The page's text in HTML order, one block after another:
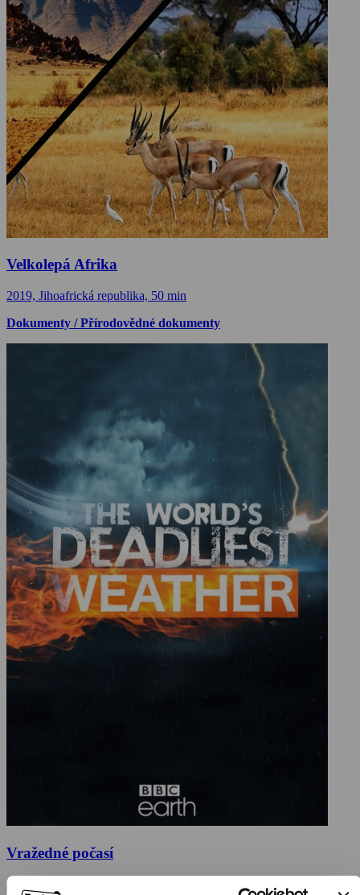
Velkolepá Afrika
2019, Jihoafrická republika, 50 min
Dokumenty / Přírodovědné dokumenty
Vražedné počasí
2016, Velká Británie, 48 min